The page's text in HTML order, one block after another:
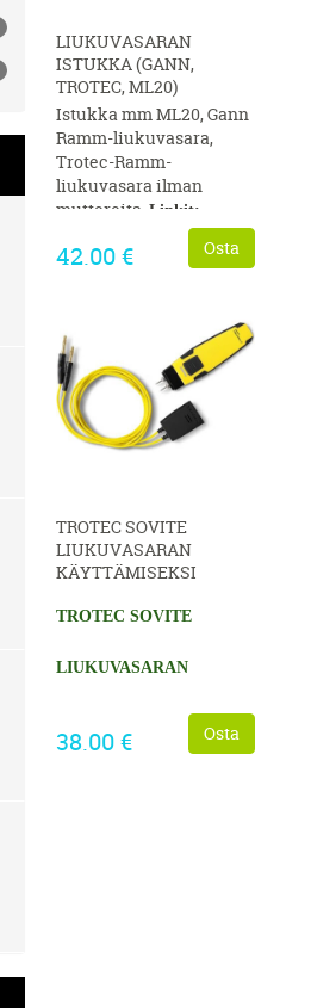
LIUKUVASARAN
ISTUKKA (GANN,
TROTEC, ML20)
Istukka mm ML20, Gann
Ramm-liukuvasara,
Trotec-Ramm-
liukuvasara ilman
muttereita. Linkit:
istukka
istukan
liukuvasaran alasin
(alaosa)-
liukuvasara
alasin yläosa
42.00 € Osta
TROTEC SOVITE
LIUKUVASARAN
KÄYTTÄMISEKSI
TROTEC SOVITE
LIUKUVASARAN
KÄYTTÄMISEKSI
38.00 € Osta